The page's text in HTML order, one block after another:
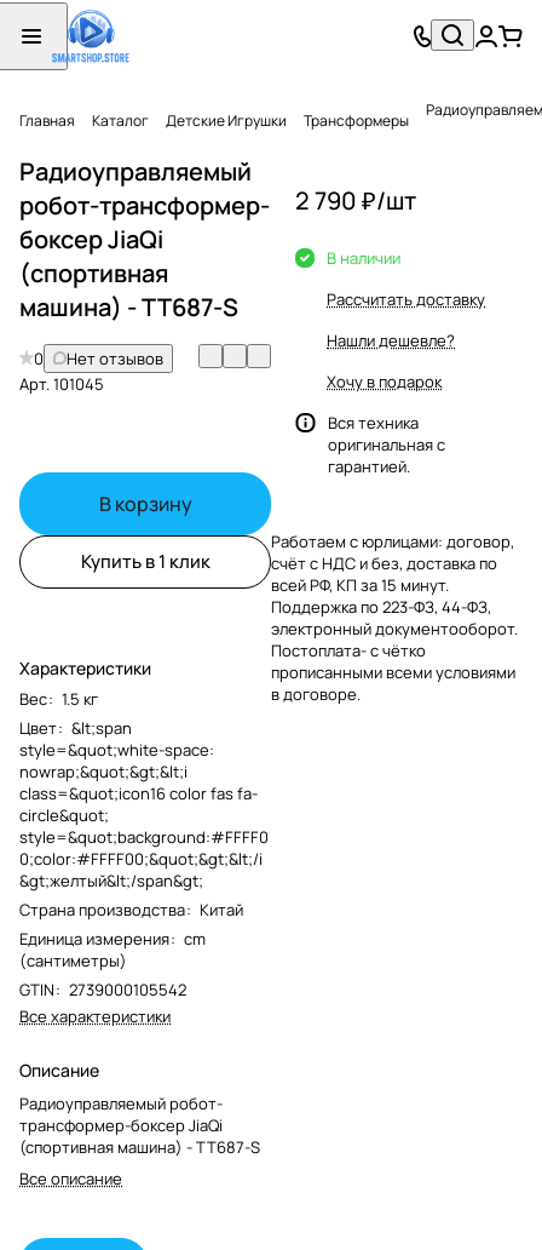
Главная Каталог Детские Игрушки Трансформеры
Радиоуправляемый
робот-трансформер-
боксер JiaQi
(спортивная
машина) - TT687-S
0
Нет отзывов
Арт.101045
В корзину
Купить в 1 клик
Характеристики
Вес: 1.5 кг
Цвет: &lt;span
style=&quot;white-space:
nowrap;&quot;&gt;&lt;i
class=&quot;icon16 color fas fa-
circle&quot;
style=&quot;background:#FFFF0
0;color:#FFFF00;&quot;&gt;&lt;/i
&gt;желтый&lt;/span&gt;
Страна производства: Китай
Единица измерения: cm
(сантиметры)
GTIN: 2739000105542
Все характеристики
Описание
Радиоуправляемый робот-
трансформер-боксер JiaQi
(спортивная машина) - TT687-S
Все описание
2 790 ₽/шт
В наличии
Рассчитать доставку
Нашли дешевле?
Хочу в подарок
Вся техника
оригинальная с
гарантией.
Работаем с юрлицами: договор,
счёт с НДС и без, доставка по
всей РФ, КП за 15 минут.
Поддержка по 223-ФЗ, 44-ФЗ,
электронный документооборот.
Постоплата- с чётко
прописанными всеми условиями
в договоре.